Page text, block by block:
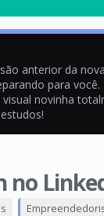
anterior da
para você.
novinha
no